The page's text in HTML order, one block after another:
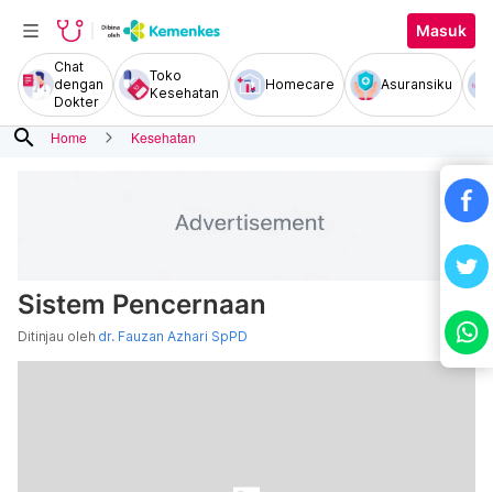
Masuk
Chat
dengan
Dokter
Toko
Kesehatan
Homecare Asuransiku
search Home Kesehatan
Sistem Pencernaan
Ditinjau oleh dr. Fauzan Azhari SpPD